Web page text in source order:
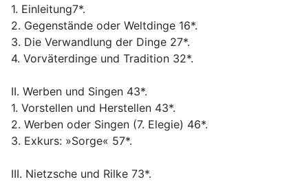
1. Einleitung7*.
2. Gegenstände oder Weltdinge 16*.
3. Die Verwandlung der Dinge 27*.
4. Vorväterdinge und Tradition 32*.
II. Werben und Singen 43*.
1. Vorstellen und Herstellen 43*.
2. Werben oder Singen (7. Elegie) 46*.
3. Exkurs: »Sorge« 57*.
III. Nietzsche und Rilke 73*.